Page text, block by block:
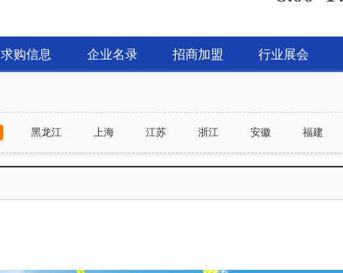
求购信息 企业名录 招商加盟 行业展会
黑龙江 上海 江苏 浙江 安徽 福建
四川 贵州 云南 西藏 陕西 甘肃